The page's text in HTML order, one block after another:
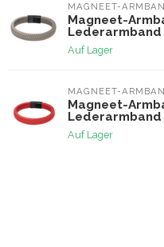
MAGNEET-
Magneet-
Auf Lager
MAGNEET-
Magneet-
Lederarmband
Auf Lager